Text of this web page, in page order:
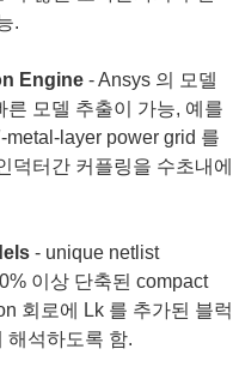
.
Engine - Ansys 의 모델
모델 추출이 가능, 예를
layer power grid 를
덕터간 커플링을 수초내에
- unique netlist
이상 단축된 compact
회로에 Lk 를 추가된 블럭
해석하도록 함.